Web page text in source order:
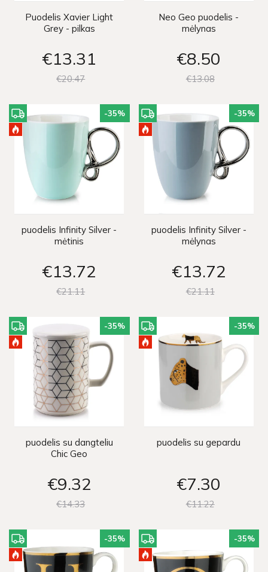
Puodelis Xavier Light
Grey - pilkas
€13 31
€2047
Neo Geo puodelis -
mėlynas
€8 50
€1308
-35%
puodelis Infinity Silver -
mėtinis
€13 72
€2111
-35%
puodelis Infinity Silver -
mėlynas
€13 72
€2111
-35%
puodelis su dangteliu
Chic Geo
€9 32
€1433
-35%
puodelis su gepardu
€7 30
€1122
-35% -35%